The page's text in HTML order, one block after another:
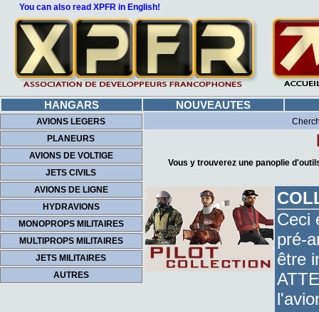
You can also read XPFR in English!
HANGARS NOUVEAUTES
AVIONS LEGERS
PLANEURS
AVIONS DE VOLTIGE
JETS CIVILS
AVIONS DE LIGNE
HYDRAVIONS
MONOPROPS MILITAIRES
MULTIPROPS MILITAIRES
JETS MILITAIRES
AUTRES
Vous y trouverez une panoplie
Ceci
pré-
être